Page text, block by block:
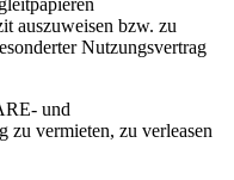
auszuweisen bzw. zu
Nutzungsvertrag
und
vermieten, zu verleasen